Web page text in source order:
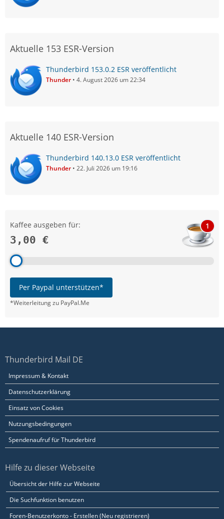
Aktuelle 153 ESR-Version
Thunderbird 153.0.2 ESR veröffentlicht
Thunder 4. August 2026 um 22:34
Aktuelle 140 ESR-Version
Thunderbird 140.13.0 ESR veröffentlicht
Thunder 22. Juli 2026 um 19:16
Kaffee ausgeben für:
3,00 €
1
Per Paypal unterstützen*
*Weiterleitung zu PayPal.Me
Thunderbird Mail DE
Impressum & Kontakt
Datenschutzerklärung
Einsatz von Cookies
Nutzungsbedingungen
Spendenaufruf für Thunderbird
Hilfe zu dieser Webseite
Übersicht der Hilfe zur Webseite
Die Suchfunktion benutzen
Foren-Benutzerkonto - Erstellen (Neu registrieren)